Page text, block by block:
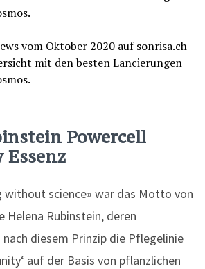
Powercell
without science» war das Motto von
Helena Rubinstein, deren
nach diesem Prinzip die Pflegelinie
auf der Basis von pflanzlichen